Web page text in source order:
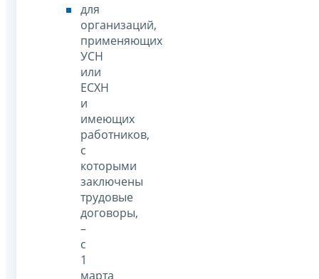
для
организаций,
применяющих
УСН
или
ЕСХН
и
имеющих
работников,
с
которыми
заключены
трудовые
договоры,
–
с
1
марта